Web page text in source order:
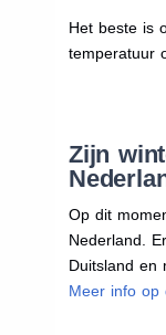
Het beste is
temperatuur
Zijn
Op dit
Nederland.
Duitsland en
Meer info op